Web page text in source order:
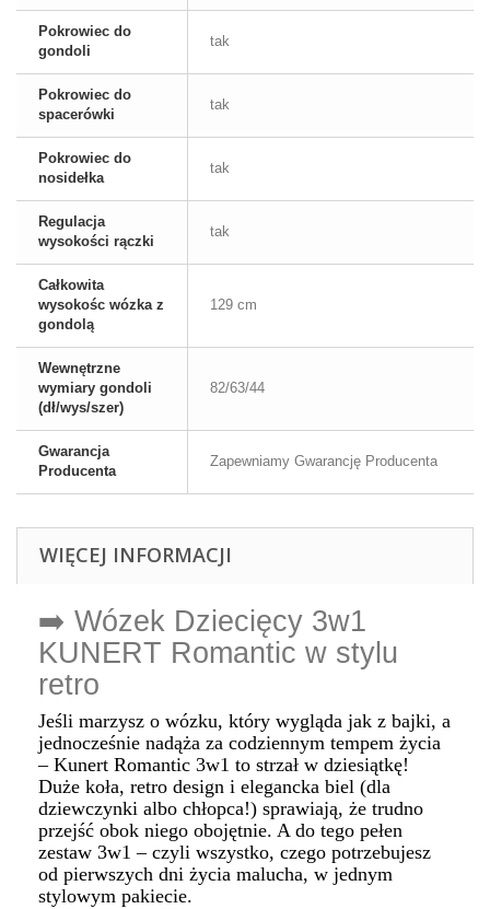
Pokrowiec do
gondoli
tak
Pokrowiec do
spacerówki
tak
Pokrowiec do
nosidełka
tak
Regulacja
wysokości rączki
tak
Całkowita
wysokośc wózka z
gondolą
129 cm
Wewnętrzne
wymiary gondoli
(dł/wys/szer)
82/63/44
Gwarancja
Producenta
Zapewniamy Gwarancję Producenta
WIĘCEJ INFORMACJI
➡️ Wózek Dziecięcy 3w1
KUNERT Romantic w stylu
retro
Jeśli marzysz o wózku, który wygląda jak z bajki, a
jednocześnie nadąża za codziennym tempem życia
– Kunert Romantic 3w1 to strzał w dziesiątkę!
Duże koła, retro design i elegancka biel (dla
dziewczynki albo chłopca!) sprawiają, że trudno
przejść obok niego obojętnie. A do tego pełen
zestaw 3w1 – czyli wszystko, czego potrzebujesz
od pierwszych dni życia malucha, w jednym
stylowym pakiecie.